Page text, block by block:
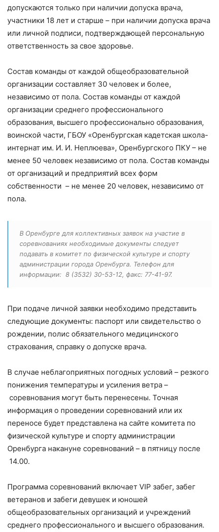
допускаются только при наличии допуска врача,
участники 18 лет и старше – при наличии допуска врача
или личной подписи, подтверждающей персональную
ответственность за свое здоровье.
Состав команды от каждой общеобразовательной
организации составляет 30 человек и более,
независимо от пола. Состав команды от каждой
организации среднего профессионального
образования, высшего профессионально образования,
воинской части, ГБОУ «Оренбургская кадетская школа-
интернат им. И. И. Неплюева», Оренбургского ПКУ – не
менее 50 человек независимо от пола. Состав команды
от организаций и предприятий всех форм
собственности – не менее 20 человек, независимо от
пола.
В Оренбурге для коллективных заявок на участие в
соревнованиях необходимые документы следует
подавать в комитет по физической культуре и спорту
администрации города Оренбурга. Телефон для
информации: 8 (3532) 30-53-12, факс: 77-41-97.
При подаче личной заявки необходимо представить
следующие документы: паспорт или свидетельство о
рождении, полис обязательного медицинского
страхования, справку о допуске врача.
В случае неблагоприятных погодных условий – резкого
понижения температуры и усиления ветра –
соревнования могут быть перенесены. Точная
информация о проведении соревнований или их
переносе будет представлена на сайте комитета по
физической культуре и спорту администрации
Оренбурга накануне соревнований – в пятницу после
14.00.
Программа соревнований включает VIP забег, забег
ветеранов и забеги девушек и юношей
общеобразовательных организаций и учреждений
среднего профессионального и высшего образования.